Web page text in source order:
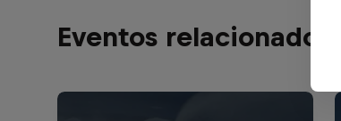
Eventos relacionados